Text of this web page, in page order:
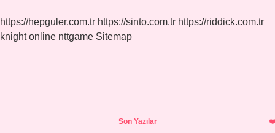
https://hepguler.com.tr https://sinto.com.tr https://riddick.com.tr
knight online nttgame Sitemap
Son Yazılar